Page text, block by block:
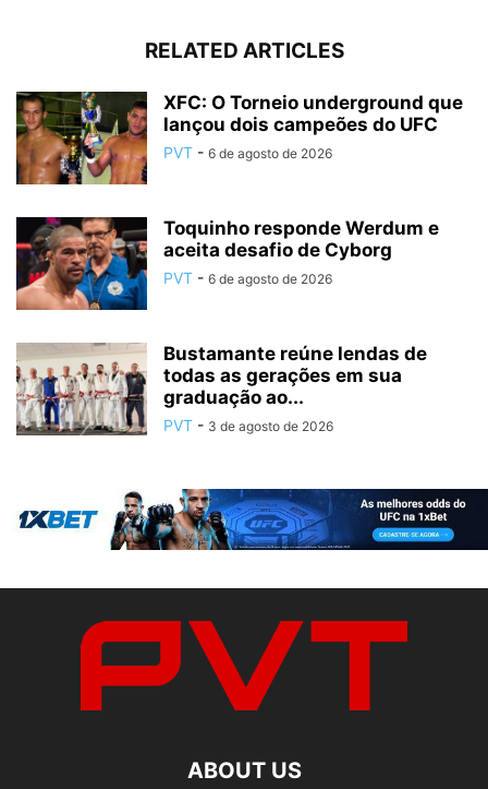
RELATED ARTICLES
XFC: O Torneio underground que
lançou dois campeões do UFC
PVT - 6 de agosto de 2026
Toquinho responde Werdum e
aceita desafio de Cyborg
PVT - 6 de agosto de 2026
Bustamante reúne lendas de
todas as gerações em sua
graduação ao...
PVT - 3 de agosto de 2026
ABOUT US